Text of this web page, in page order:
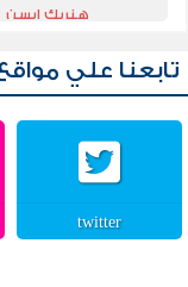
هنريك ابسن
تابعنا علي
twitter